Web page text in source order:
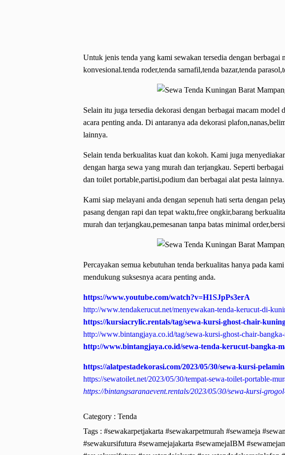
Untuk jenis tenda yang kami sewakan tersedia dengan berbagai
konvesional.tenda roder,tenda sarnafil,tenda bazar,tenda
Selain itu juga tersedia dekorasi dengan berbagai macam
acara penting anda. Di antaranya ada dekorasi
lainnya.
Selain tenda berkualitas kuat dan kokoh. Kami juga
dengan harga sewa yang murah dan terjangkau. Seperti
dan toilet portable,partisi,podium dan berbagai alat pesta lainnya.
Kami siap melayani anda dengan sepenuh hati serta dengan
pasang dengan rapi dan tepat waktu,free ongkir,barang
murah dan terjangkau,pemesanan tanpa batas minimal
Percayakan semua kebutuhan tenda berkualitas hanya pada
mendukung suksesnya acara penting anda.
https://www.youtube.com/watch?v=H1SJpPs3erA
http://www.tendakerucut.net/menyewakan-tenda-kerucut-di-
https://kursiacrylic.rentals/tag/sewa-kursi-ghost-chair-
http://www.bintangjaya.co.id/tag/sewa-kursi-ghost-chair-
http://www.bintangjaya.co.id/sewa-tenda-kerucut-bangka-
https://alatpestadekorasi.com/2023/05/30/sewa-kursi-
https://sewatoilet.net/2023/05/30/tempat-sewa-toilet-portable-
https://bintangsaranaevent.rentals/2023/05/30/sewa-kursi-
Category : Tenda
Tags : #sewakarpetjakarta #sewakarpetmurah #sewameja
#sewakursifutura#sewamejajakarta #sewamejaIBM